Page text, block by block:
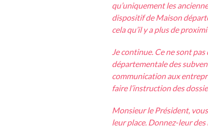
qu’uniquement les
dispositif de Maison
cela qu’il y a plus de
Je continue. Ce ne sont
départementale des
communication aux
faire l’instruction des
Monsieur le Président,
leur place. Donnez-leur